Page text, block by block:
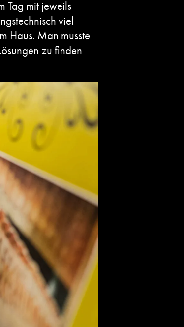
Tag mit jeweils
viel
Haus. Man musste
zu finden